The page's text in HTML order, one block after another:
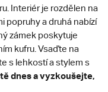
Interiér je rozdělen na
popruhy a druhá nabízí
zámek poskytuje
kufru. Vsaďte na
s lehkostí a stylem s
dnes a vyzkoušejte,